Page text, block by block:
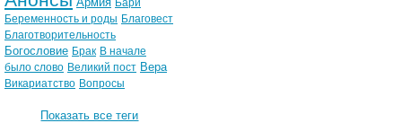
Бари
Беременность и роды Благовест
Благотворительность
Богословие Брак В начале
было слово Великий пост Вера
Викариатство Вопросы
Показать все теги